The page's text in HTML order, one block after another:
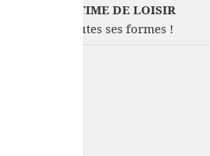
PECHE MARITIME DE LOISIR
mer sous toutes ses formes !